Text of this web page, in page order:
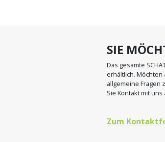
SIE
Das gesamte
erhältlich. Möchten
allgemeine Fragen
Sie Kontakt mit uns
Zum